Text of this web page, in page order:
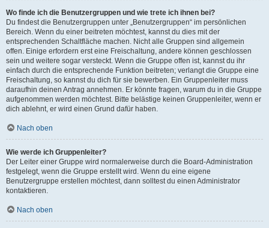
Wo finde ich die Benutzergruppen und wie trete ich ihnen bei?
Du findest die Benutzergruppen unter „Benutzergruppen“ im persönlichen
Bereich. Wenn du einer beitreten möchtest, kannst du dies mit der
entsprechenden Schaltfläche machen. Nicht alle Gruppen sind allgemein
offen. Einige erfordern erst eine Freischaltung, andere können geschlossen
sein und weitere sogar versteckt. Wenn die Gruppe offen ist, kannst du ihr
einfach durch die entsprechende Funktion beitreten; verlangt die Gruppe eine
Freischaltung, so kannst du dich für sie bewerben. Ein Gruppenleiter muss
daraufhin deinen Antrag annehmen. Er könnte fragen, warum du in die Gruppe
aufgenommen werden möchtest. Bitte belästige keinen Gruppenleiter, wenn er
dich ablehnt, er wird einen Grund dafür haben.
Nach oben
Wie werde ich Gruppenleiter?
Der Leiter einer Gruppe wird normalerweise durch die Board-Administration
festgelegt, wenn die Gruppe erstellt wird. Wenn du eine eigene
Benutzergruppe erstellen möchtest, dann solltest du einen Administrator
kontaktieren.
Nach oben